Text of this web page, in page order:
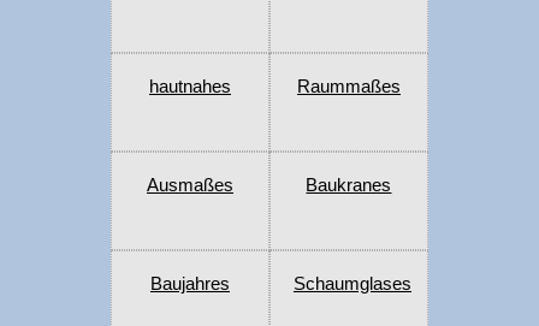
hautnahes Raummaßes
Ausmaßes Baukranes
Baujahres Schaumglases